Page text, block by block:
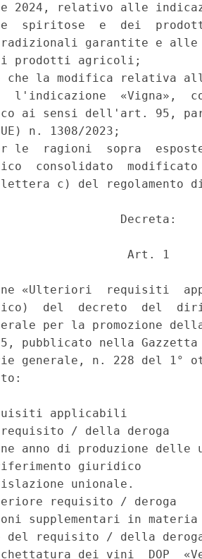
2024, relativo alle
spiritose  e  dei
garantite e
prodotti agricoli;
che la modifica relativa
l'indicazione  «Vigna»,
ai sensi dell'art. 95,
n. 1308/2023;
le  ragioni  sopra
consolidato
c) del regolamento
Decreta:
Art. 1
«Ulteriori  requisiti
del  decreto  del
per la promozione
pubblicato nella
generale, n. 228 del 1°
applicabili
/ della deroga
anno di produzione delle
giuridico
unionale.
requisito / deroga
supplementari in
del requisito / della
dei vini  DOP